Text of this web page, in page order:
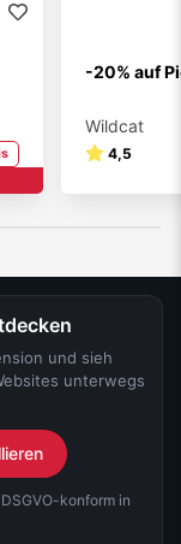
-20% auf
Wildcat
4,5
und sieh
unterwegs
konform in